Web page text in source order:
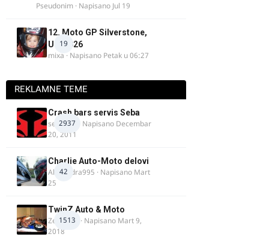
Pseudonim · Napisano Jul 19
19
12. Moto GP Silverstone,
UK, 2026
mixa · Napisano Petak u 06:27
REKLAMNE TEME
2937
Crash bars servis Seba
seba011 · Napisano Decembar
20, 2011
42
Charlie Auto-Moto delovi
Alexandra995 · Napisano Mart
25
1513
TwinZ Auto & Moto
Zeljkamp · Napisano Mart 9,
2018